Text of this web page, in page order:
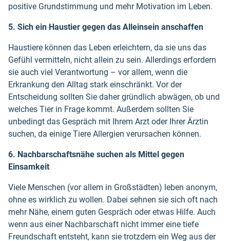
positive Grundstimmung und mehr Motivation im Leben.
5. Sich ein Haustier gegen das Alleinsein anschaffen
Haustiere können das Leben erleichtern, da sie uns das
Gefühl vermitteln, nicht allein zu sein. Allerdings erfordern
sie auch viel Verantwortung – vor allem, wenn die
Erkrankung den Alltag stark einschränkt. Vor der
Entscheidung sollten Sie daher gründlich abwägen, ob und
welches Tier in Frage kommt. Außerdem sollten Sie
unbedingt das Gespräch mit Ihrem Arzt oder Ihrer Ärztin
suchen, da einige Tiere Allergien verursachen können.
6. Nachbarschaftsnähe suchen als Mittel gegen
Einsamkeit
Viele Menschen (vor allem in Großstädten) leben anonym,
ohne es wirklich zu wollen. Dabei sehnen sie sich oft nach
mehr Nähe, einem guten Gespräch oder etwas Hilfe. Auch
wenn aus einer Nachbarschaft nicht immer eine tiefe
Freundschaft entsteht, kann sie trotzdem ein Weg aus der